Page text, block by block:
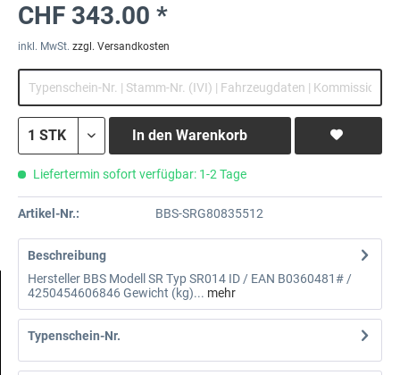
CHF 343.00 *
inkl. MwSt. zzgl. Versandkosten
In den Warenkorb
Liefertermin sofort verfügbar: 1-2 Tage
Artikel-Nr.: BBS-SRG80835512
Beschreibung
Hersteller BBS Modell SR Typ SR014 ID / EAN B0360481# /
4250454606846 Gewicht (kg)... mehr
Typenschein-Nr.